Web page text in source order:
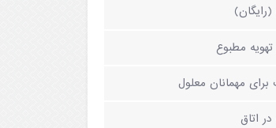
(رایگان)
مطبوع
برای مهمانان معلول
اتاق